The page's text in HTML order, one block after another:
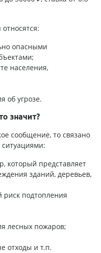
опасными
населения,
об угрозе.
значит?
сообщение, то связано
который представляет
зданий, деревьев,
подтопления
лесных пожаров;
отходы и т.п.